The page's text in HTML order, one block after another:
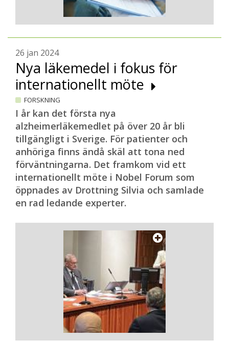
26 jan 2024
Nya läkemedel i fokus för
internationellt möte
FORSKNING
I år kan det första nya
alzheimerläkemedlet på över 20 år bli
tillgängligt i Sverige. För patienter och
anhöriga finns ändå skäl att tona ned
förväntningarna. Det framkom vid ett
internationellt möte i Nobel Forum som
öppnades av Drottning Silvia och samlade
en rad ledande experter.